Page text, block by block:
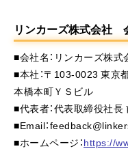
リンカーズ株式会社
■会社名：リンカーズ株式
■本社：〒103-0023 東京
本橋本町ＹＳビル
■代表者：代表取締役社長
■Email：
■ホームページ：https://